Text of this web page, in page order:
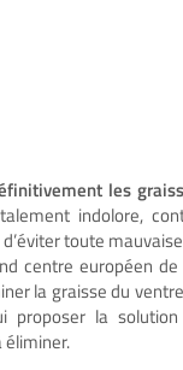
les
indolore,
toute
centre européen
la graisse du
la solution